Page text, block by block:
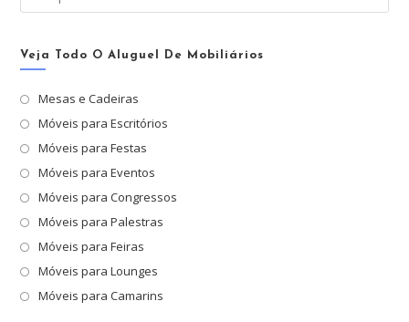
a
Veja Todo O Aluguel De Mobiliários
Mesas e Cadeiras
Móveis para Escritórios
Móveis para Festas
Móveis para Eventos
Móveis para Congressos
Móveis para Palestras
Móveis para Feiras
Móveis para Lounges
Móveis para Camarins